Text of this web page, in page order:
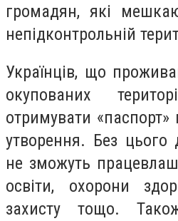
громадян, які
непідконтрольній
Українців, що
окупованих
отримувати
утворення. Без цього
не зможуть
освіти, охорони
захисту тощо.